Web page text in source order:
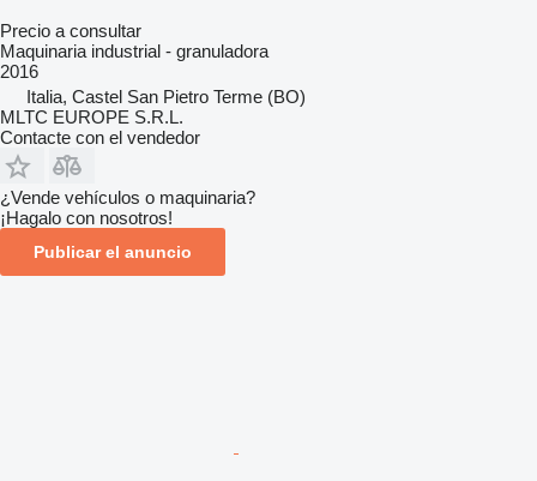
Precio a consultar
Maquinaria industrial - granuladora
2016
Italia, Castel San Pietro Terme (BO)
MLTC EUROPE S.R.L.
Contacte con el vendedor
¿Vende vehículos o maquinaria?
¡Hagalo con nosotros!
Publicar el anuncio